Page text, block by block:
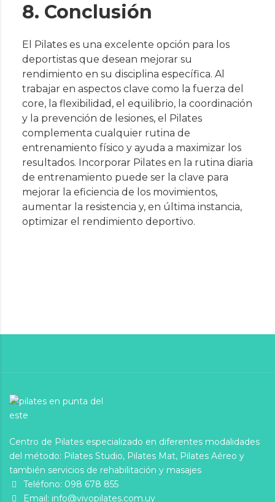
8. Conclusión
El Pilates es una excelente opción para los
deportistas que desean mejorar su
rendimiento en su disciplina específica. Al
trabajar en aspectos clave como la fuerza del
core, la flexibilidad, el equilibrio, la coordinación
y la prevención de lesiones, el Pilates
complementa cualquier rutina de
entrenamiento físico y ayuda a maximizar los
resultados. Incorporar Pilates en la rutina diaria
de entrenamiento puede ser la clave para
mejorar la eficiencia de los movimientos,
aumentar la resistencia y, en última instancia,
optimizar el rendimiento deportivo.
Centro de Pilates especializado en diferentes modalidades
del método: Pilates Studio, Pilates Mat, Pilates Aéreo y
también servicios de rehabilitación y masajes
Teléfono: 098 678 855
Email: info@vivopilates.com.uy